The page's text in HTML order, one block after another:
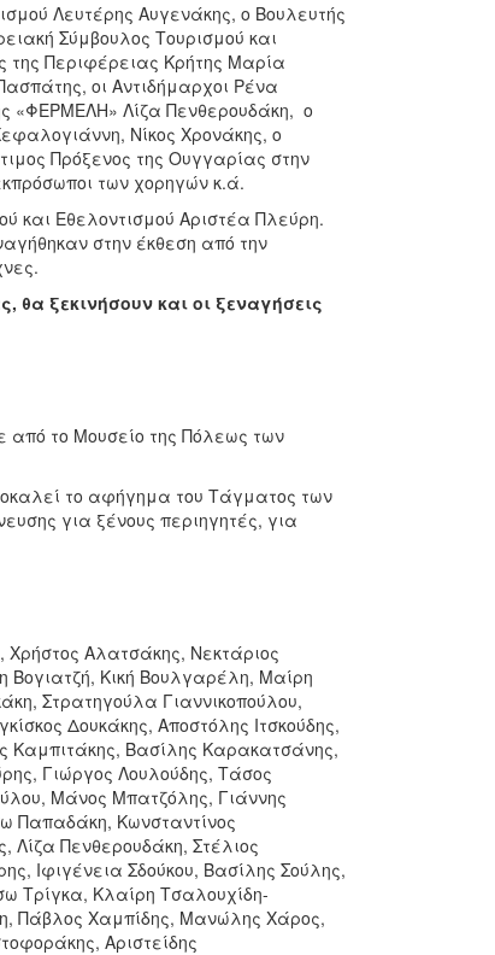
Λευτέρης Αυγενάκης, ο Βουλευτής
Σύμβουλος Τουρισμού και
της Περιφέρειας Κρήτης Μαρία
οι Αντιδήμαρχοι Ρένα
«ΦΕΡΜΕΛΗ» Λίζα Πενθερουδάκη, o
Νίκος Χρονάκης, ο
Πρόξενος της Ουγγαρίας στην
των χορηγών κ.ά.
και Εθελοντισμού Αριστέα Πλεύρη.
στην έκθεση από την
θα ξεκινήσουν και οι ξεναγήσεις
από το Μουσείο της Πόλεως των
το αφήγημα του Τάγματος των
για ξένους περιηγητές, για
Χρήστος Αλατσάκης, Νεκτάριος
Κική Βουλγαρέλη, Μαίρη
Στρατηγούλα Γιαννικοπoύλου,
Δουκάκης, Αποστόλης Ιτσκούδης,
Καμπιτάκης, Βασίλης Καρακατσάνης,
Γιώργος Λουλούδης, Τάσος
Μάνος Μπατζόλης, Γιάννης
Παπαδάκη, Κωνσταντίνος
Πενθερουδάκη, Στέλιος
Ιφιγένεια Σδούκου, Βασίλης Σούλης,
Τρίγκα, Κλαίρη Τσαλουχίδη-
Πάβλος Χαμπίδης, Μανώλης Χάρος,
Αριστείδης